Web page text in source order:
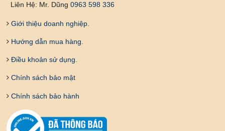
Liên Hệ: Mr. Dũng0963 598 336
Giới thiệu doanh nghiệp.
Hướng dẫn mua hàng.
Điều khoản sử dụng.
Chính sách bảo mật
Chính sách bảo hành